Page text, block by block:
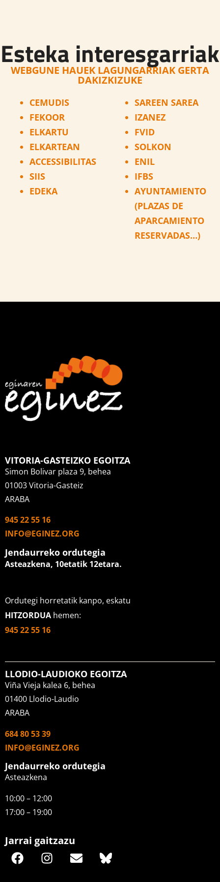
Esteka interesgarriak
WEBGUNE HAUEK LAGUNGARRIAK GERTA
DAKIZKIZUKE
CEMUDIS
FEKOOR
ELKARTU
ELKARTEAN
ACCESSIBILITAS
SIIS
EDEKA
SAREEN SAREA
IZANEZ
FVID
SOLKON
ENIL
IFBS
AYUNTAMIENTO
(PLAZAS DE
APARCAMIENTO
RESERVADAS…)
VITORIA-GASTEIZKO EGOITZA
Simon Bolivar plaza 9, behea
01003 Vitoria-Gasteiz
ARABA
945 22 55 16
INFO@EGINEZ.ORG
Jendaurreko ordutegia
Asteazkena, 10etatik 12etara.
Ordutegi horretatik kanpo, eskatu
HITZORDUA hemen:
945 22 55 16
LLODIO-LAUDIOKO EGOITZA
Viña Vieja kalea 6, behea
01400 Llodio-Laudio
ARABA
684 80 53 39
INFO@EGINEZ.ORG
Jendaurreko ordutegia
Asteazkena
10:00 – 12:00
17:00 – 19:00
Jarrai gaitzazu